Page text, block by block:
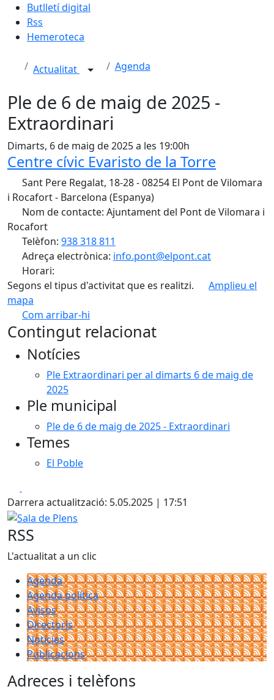
Butlletí digital
Rss
Hemeroteca
Actualitat Agenda
Ple de 6 de maig de 2025 -
Extraordinari
Dimarts, 6 de maig de 2025 a les 19:00h
Centre cívic Evaristo de la Torre
Sant Pere Regalat, 18-28 - 08254 El Pont de Vilomara
i Rocafort - Barcelona (Espanya)
Nom de contacte: Ajuntament del Pont de Vilomara i
Rocafort
Telèfon: 938 318 811
Adreça electrònica: info.pont@elpont.cat
Horari:
Segons el tipus d'activitat que es realitzi.
Amplieu el
mapa
Com arribar-hi
+
Contingut relacionat
Notícies
Ple Extraordinari per al dimarts 6 de maig de
2025
Ple municipal
Ple de 6 de maig de 2025 - Extraordinari
Temes
El Poble
Darrera actualització: 5.05.2025 | 17:51
Sala de Plens
RSS
L'actualitat a un clic
Agenda
Agenda política
Avisos
Directoris
Notícies
Publicacions
Adreces i telèfons